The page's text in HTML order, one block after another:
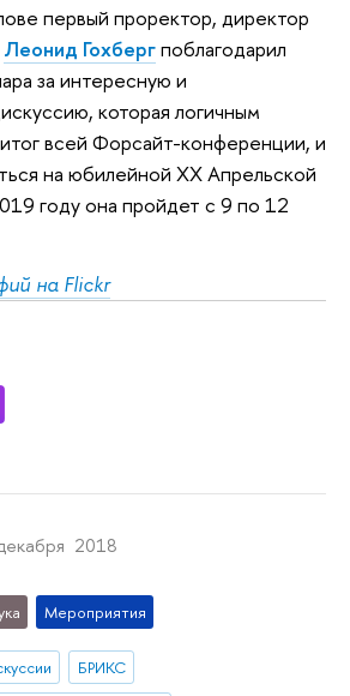
первый проректор, директор
Леонид Гохбергпоблагодарил
за интересную и
которая логичным
всей Форсайт-конференции, и
на юбилейной XX Апрельской
году она пройдет с 9 по 12
на Flickr
2018
Мероприятия
БРИКС